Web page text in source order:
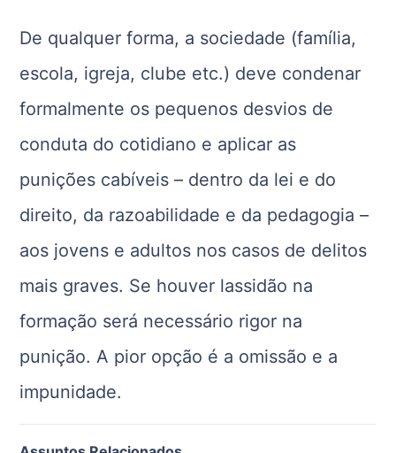
De qualquer forma, a sociedade (família,
escola, igreja, clube etc.) deve condenar
formalmente os pequenos desvios de
conduta do cotidiano e aplicar as
punições cabíveis – dentro da lei e do
direito, da razoabilidade e da pedagogia –
aos jovens e adultos nos casos de delitos
mais graves. Se houver lassidão na
formação será necessário rigor na
punição. A pior opção é a omissão e a
impunidade.